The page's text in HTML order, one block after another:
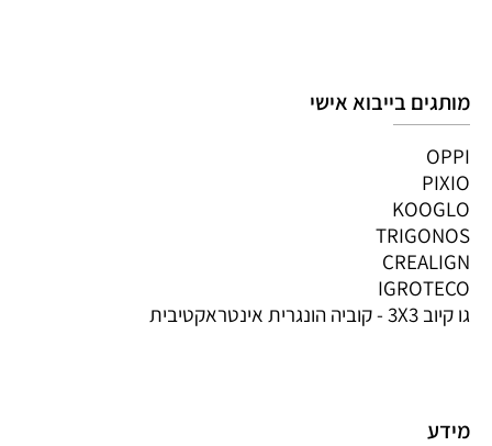
מותגים בייבוא אישי
OPPI
PIXIO
KOOGLO
TRIGONOS
CREALIGN
IGROTECO
גו קיוב 3X3 - קוביה הונגרית אינטראקטיבית
מידע